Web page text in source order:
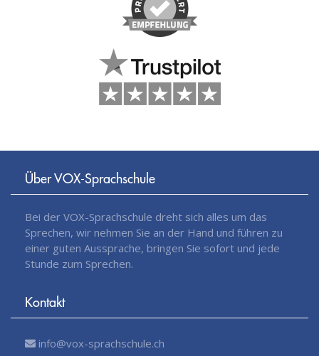
Über VOX-Sprachschule
Bei der VOX-Sprachschule dreht sich alles um das
Sprechen, wir nehmen Sie an der Hand und führen zu
einer guten Aussprache, bringen Sie sofort und jede
Stunde zum Sprechen.
Kontakt
info@vox-sprachschule.ch